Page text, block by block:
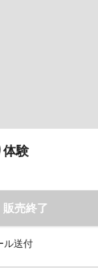
体験
販売終了
ル送付